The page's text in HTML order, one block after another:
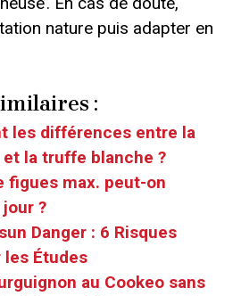
nature puis adapter en
:
les différences entre la
la truffe blanche ?
figues max. peut-on
?
Danger : 6 Risques
les Études
au Cookeo sans